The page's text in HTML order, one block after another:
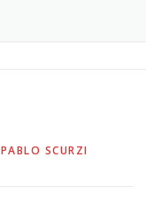
PABLO SCURZI